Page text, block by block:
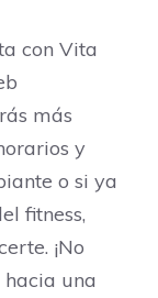
con Vita
más
y
o si ya
fitness,
¡No
una